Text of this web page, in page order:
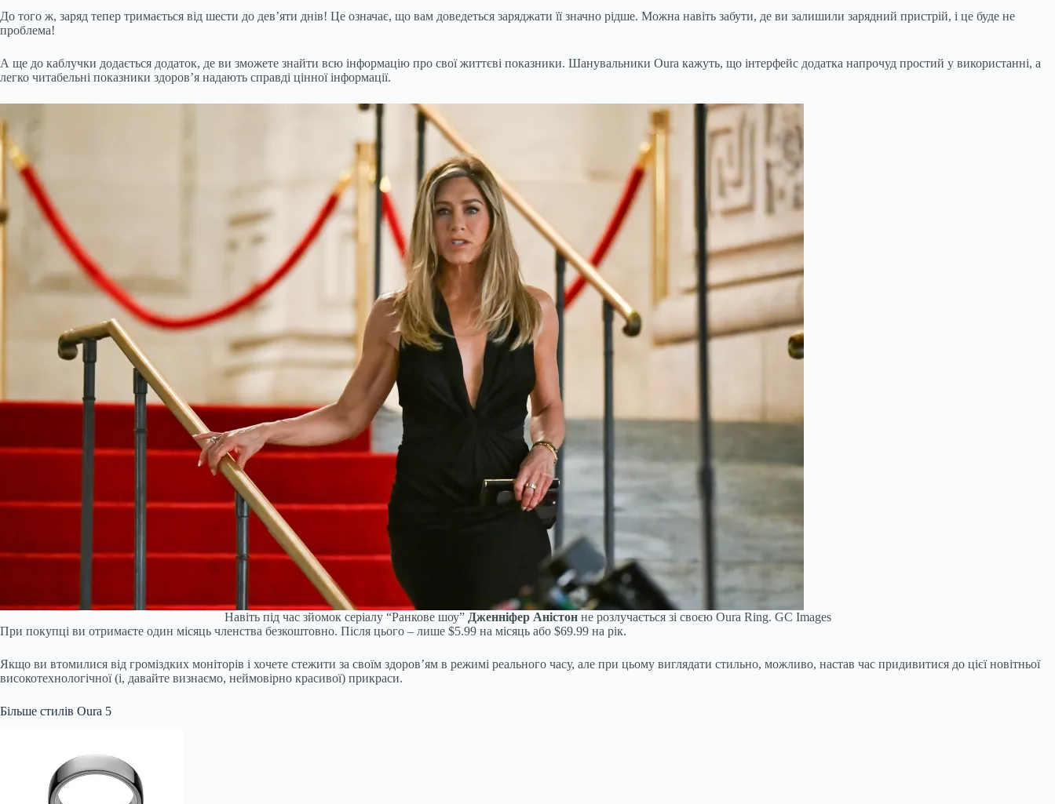
До того ж, заряд тепер тримається від шести до дев’яти днів! Це означає, що вам доведеться заряджати її значно рідше. Можна навіть забути, де ви залишили зарядний пристрій, і це буде не
проблема!
А ще до каблучки додається додаток, де ви зможете знайти всю інформацію про свої життєві показники. Шанувальники Oura кажуть, що інтерфейс додатка напрочуд простий у використанні, а
легко читабельні показники здоров’я надають справді цінної інформації.
Навіть під час зйомок серіалу “Ранкове шоу” Дженніфер Аністонне розлучається зі своєю Oura Ring. GC Images
При покупці ви отримаєте один місяць членства безкоштовно. Після цього – лише $5.99 на місяць або $69.99 на рік.
Якщо ви втомилися від громіздких моніторів і хочете стежити за своїм здоров’ям в режимі реального часу, але при цьому виглядати стильно, можливо, настав час придивитися до цієї новітньої
високотехнологічної (і, давайте визнаємо, неймовірно красивої) прикраси.
Більше стилів Oura 5